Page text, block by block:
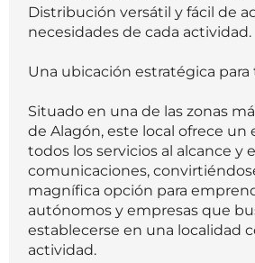
Distribución versátil y fácil de
necesidades de cada actividad.
Una ubicación estratégica
Situado en una de las zonas
de Alagón, este local ofrece un
todos los servicios al alcance y
comunicaciones,
magnífica opción para
autónomos y empresas que
establecerse en una localidad
actividad.